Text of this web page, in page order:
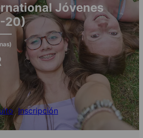
Jóvenes
20)
Inscripción